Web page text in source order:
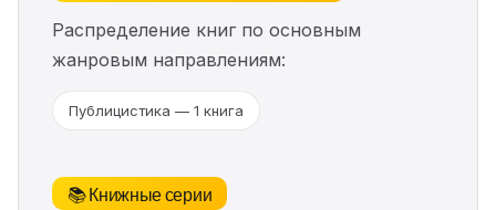
Распределение книг по основным
жанровым направлениям:
Публицистика — 1 книга
📚 Книжные серии